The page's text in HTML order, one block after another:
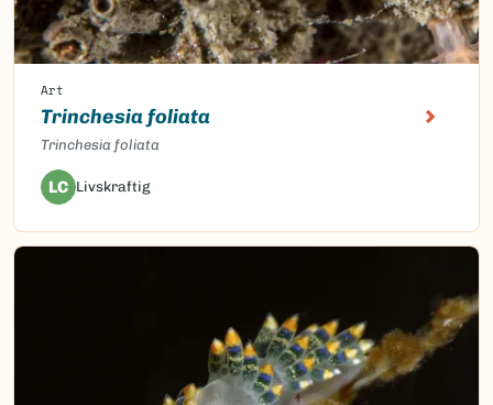
Art
Trinchesia foliata
Trinchesia foliata
LC Livskraftig